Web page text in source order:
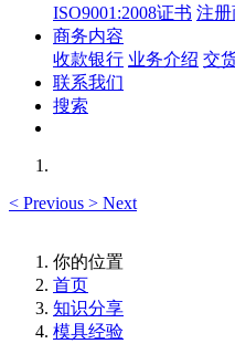
ISO9001:2008证书 注
商务内容
收款银行 业务介绍 交
联系我们
搜索
< Previous > Next
你的位置
首页
知识分享
模具经验